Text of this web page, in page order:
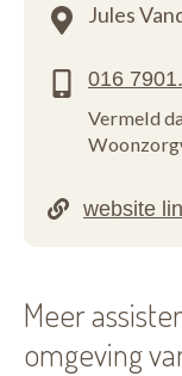
Jules
Vermeld
Meer
omgeving